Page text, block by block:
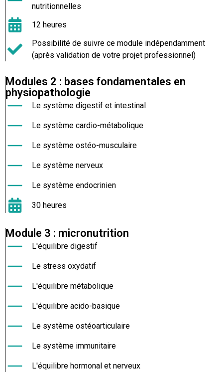
nutritionnelles
12 heures
Possibilité de suivre ce module indépendamment
(après validation de votre projet professionnel)
Modules 2 : bases fondamentales en
physiopathologie
Le système digestif et intestinal
Le système cardio-métabolique
Le système ostéo-musculaire
Le système nerveux
Le système endocrinien
30 heures
Module 3 : micronutrition
L'équilibre digestif
Le stress oxydatif
L'équilibre métabolique
L'équilibre acido-basique
Le système ostéoarticulaire
Le système immunitaire
L'équilibre hormonal et nerveux